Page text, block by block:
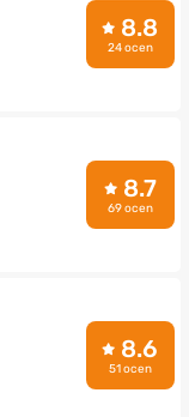
8.8
24 ocen
8.7
69 ocen
8.6
51 ocen